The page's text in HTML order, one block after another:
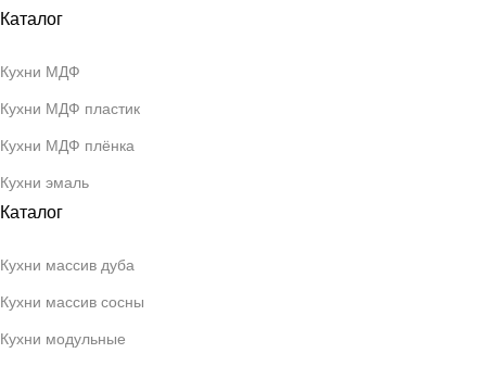
Каталог
Кухни МДФ
Кухни МДФ пластик
Кухни МДФ плёнка
Кухни эмаль
Каталог
Кухни массив дуба
Кухни массив сосны
Кухни модульные